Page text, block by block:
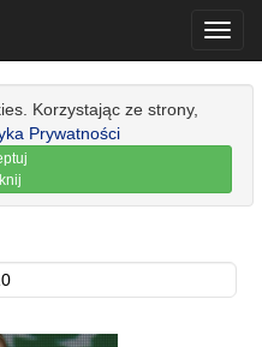
Korzystając ze strony,
Prywatności